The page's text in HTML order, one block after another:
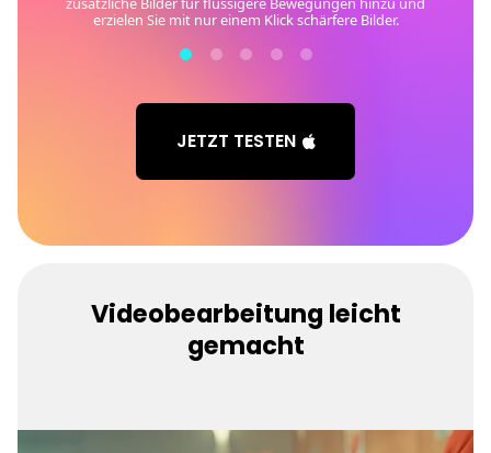
JETZT TESTEN
Videobearbeitung leicht
gemacht